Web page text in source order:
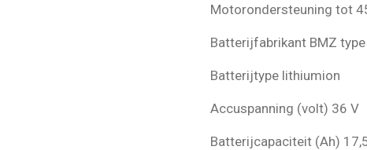
Motorondersteuning tot
Batterijfabrikant BMZ
Batterijtype lithiumion
Accuspanning (volt) 36 V
Batterijcapaciteit (Ah)